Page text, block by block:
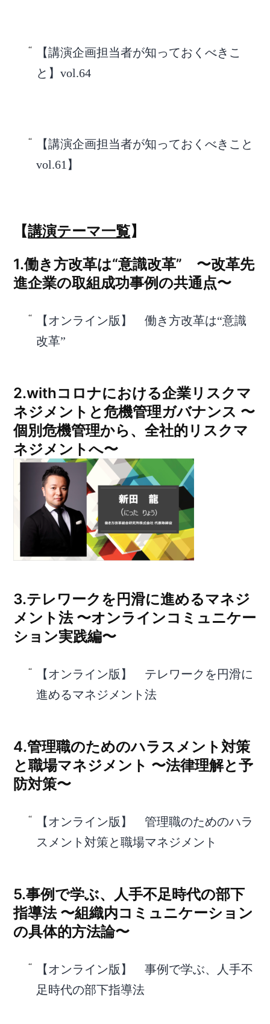
【講演企画担当者が知っておくべきこ
と】vol.64
【講演企画担当者が知っておくべきこと
vol.61】
【講演テーマ一覧】
1.働き方改革は“意識改革” 〜改革先
進企業の取組成功事例の共通点〜
【オンライン版】 働き方改革は“意識
改革”
2.withコロナにおける企業リスクマ
ネジメントと危機管理ガバナンス 〜
個別危機管理から、全社的リスクマ
ネジメントへ〜
3.テレワークを円滑に進めるマネジ
メント法 〜オンラインコミュニケー
ション実践編〜
【オンライン版】 テレワークを円滑に
進めるマネジメント法
4.管理職のためのハラスメント対策
と職場マネジメント 〜法律理解と予
防対策〜
【オンライン版】 管理職のためのハラ
スメント対策と職場マネジメント
5.事例で学ぶ、人手不足時代の部下
指導法 〜組織内コミュニケーション
の具体的方法論〜
【オンライン版】 事例で学ぶ、人手不
足時代の部下指導法